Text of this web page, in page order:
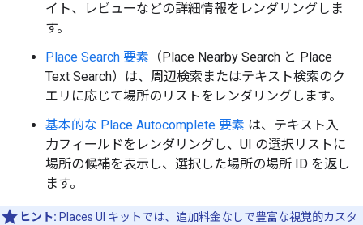
イト、レビューなどの詳細情報をレンダリングしま
す。
Place Search 要素 （Place Nearby Search と Place
Text Search）は、周辺検索またはテキスト検索のク
エリに応じて場所のリストをレンダリングします。
基本的な Place Autocomplete 要素 は、テキスト入
力フィールドをレンダリングし、UI の選択リストに
場所の候補を表示し、選択した場所の場所 ID を返し
ます。
ヒント: Places UI キットでは、追加料金なしで豊富な視覚的カスタ